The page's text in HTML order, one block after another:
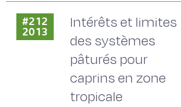
#212
2013
Intérêts et limites
des systèmes
pâturés pour
caprins en zone
tropicale